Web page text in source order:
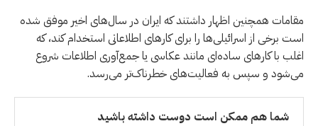
مقامات همچنین اظهار داشتند که ایران در سال‌های اخیر موفق شده
است برخی از اسرائیلی‌ها را برای کارهای اطلاعاتی استخدام کند، که
اغلب با کارهای ساده‌ای مانند عکاسی یا جمع‌آوری اطلاعات شروع
می‌شود و سپس به فعالیت‌های خطرناک‌تر می‌رسد.
شما هم ممکن است دوست داشته باشید